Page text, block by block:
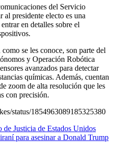
del Servicio
al presidente electo es una
en detalles sobre el
se les conoce, son parte del
y Operación Robótica
avanzados para detectar
químicas. Además, cuentan
zoom de alta resolución que les
con precisión.
status/1854963089185325380
de Justicia de Estados Unidos
para asesinar a Donald Trump